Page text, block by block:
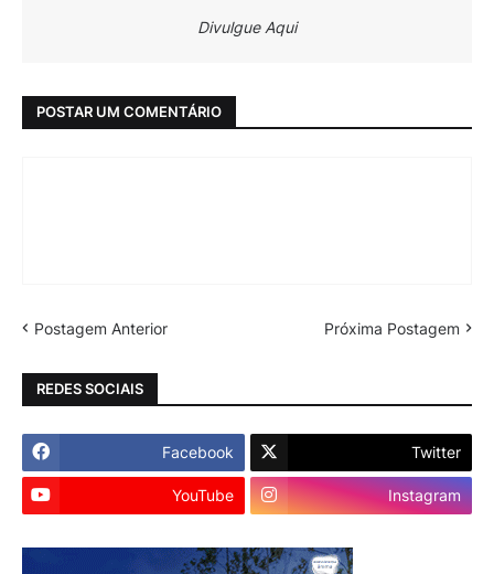
Divulgue Aqui
POSTAR UM COMENTÁRIO
Postagem Anterior Próxima Postagem
REDES SOCIAIS
Facebook Twitter
YouTube Instagram